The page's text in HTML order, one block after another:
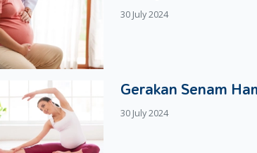
30 July 2024
Gerakan Senam
30 July 2024